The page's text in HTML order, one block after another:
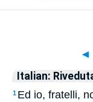
◄
Italian:
1 Ed io, fratelli,